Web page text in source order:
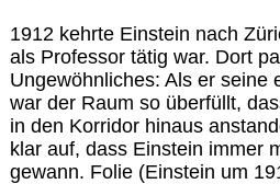
1912 kehrte Einstein nach
als Professor tätig war. Dort
Ungewöhnliches: Als er seine
war der Raum so überfüllt,
in den Korridor hinaus
klar auf, dass Einstein immer
gewann. Folie (Einstein um